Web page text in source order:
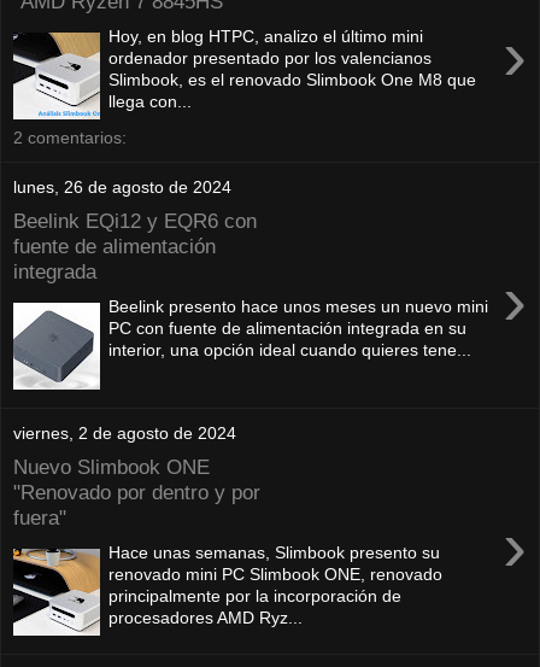
›
Hoy, en blog HTPC, analizo el último mini
ordenador presentado por los valencianos
Slimbook, es el renovado Slimbook One M8 que
llega con...
2 comentarios:
lunes, 26 de agosto de 2024
Beelink EQi12 y EQR6 con
fuente de alimentación
integrada
›
Beelink presento hace unos meses un nuevo mini
PC con fuente de alimentación integrada en su
interior, una opción ideal cuando quieres tene...
viernes, 2 de agosto de 2024
Nuevo Slimbook ONE
"Renovado por dentro y por
fuera"
›
Hace unas semanas, Slimbook presento su
renovado mini PC Slimbook ONE, renovado
principalmente por la incorporación de
procesadores AMD Ryz...